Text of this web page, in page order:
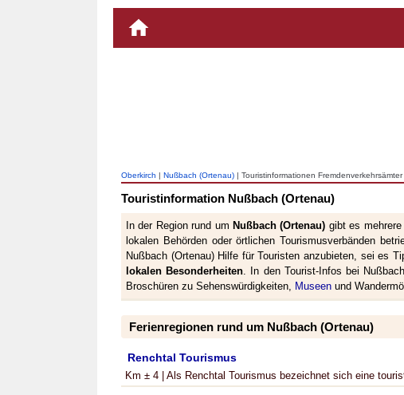
Oberkirch | Nußbach (Ortenau) | Touristinformationen
Touristinformation Nußbach (Ortenau)
In der Region rund um Nußbach (Ortenau) gibt es
lokalen Behörden oder örtlichen Tourismusverbänden
Nußbach (Ortenau) Hilfe für Touristen anzubieten, sei es
lokalen Besonderheiten. In den Tourist-Infos bei
Broschüren zu Sehenswürdigkeiten, Museen und
Ferienregionen rund um Nußbach (Ortenau)
Renchtal Tourismus
Km ± 4 | Als Renchtal Tourismus bezeichnet sich eine